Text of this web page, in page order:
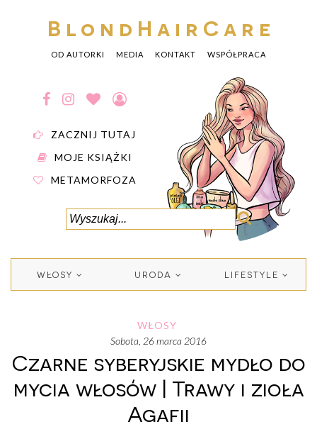
BlondHairCare
OD AUTORKI MEDIA KONTAKT WSPÓŁPRACA
ZACZNIJ TUTAJ
MOJE KSIĄŻKI
METAMORFOZA
WŁOSY URODA LIFESTYLE
WŁOSY
sobota, 26 marca 2016
Czarne syberyjskie mydło do
mycia włosów | Trawy i zioła
Agafii